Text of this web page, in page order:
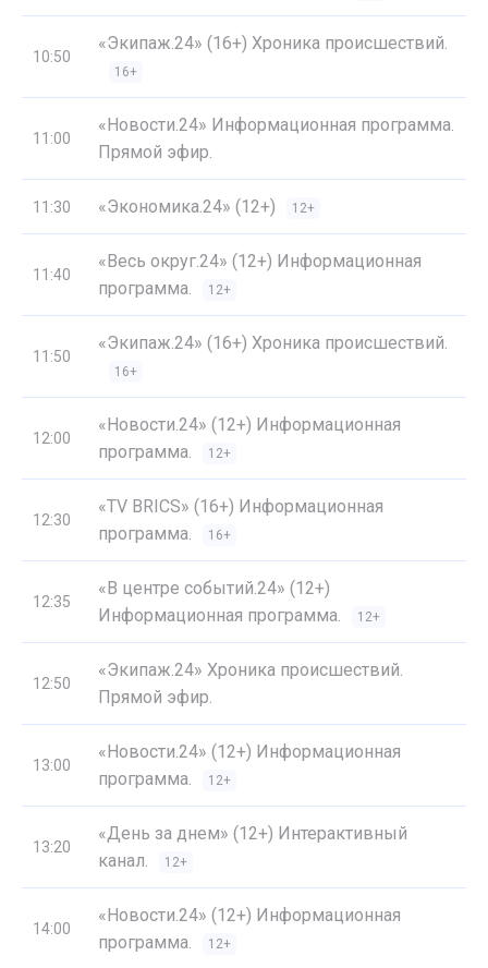
10:50
«Экипаж.24» (16+) Хроника происшествий.
16+
11:00
«Новости.24» Информационная программа.
Прямой эфир.
11:30 «Экономика.24» (12+) 12+
11:40
«Весь округ.24» (12+) Информационная
программа.
12+
11:50
«Экипаж.24» (16+) Хроника происшествий.
16+
12:00
«Новости.24» (12+) Информационная
программа.
12+
12:30
«TV BRICS» (16+) Информационная
программа.
16+
12:35
«В центре событий.24» (12+)
Информационная программа.
12+
12:50
«Экипаж.24» Хроника происшествий.
Прямой эфир.
13:00
«Новости.24» (12+) Информационная
программа.
12+
13:20
«День за днем» (12+) Интерактивный
канал.
12+
14:00
«Новости.24» (12+) Информационная
программа.
12+